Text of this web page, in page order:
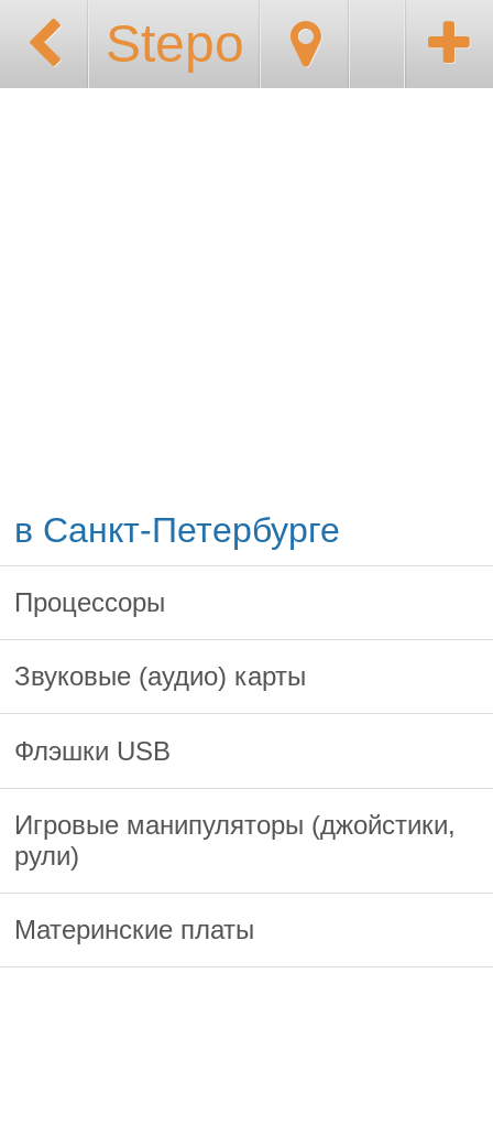
Stepo
в Санкт-Петербурге
Процессоры
Звуковые (аудио) карты
Флэшки USB
Игровые манипуляторы (джойстики,
рули)
Материнские платы